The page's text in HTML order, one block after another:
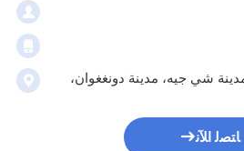
مدينة شي جيه، مدينة دونغغوان،
ﺎﺘﺼﻟ ﺍﻶﻧ